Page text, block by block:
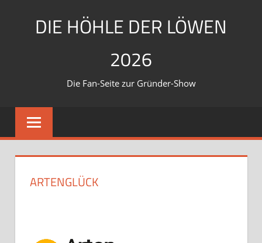
DIE HÖHLE DER LÖWEN
2026
Die Fan-Seite zur Gründer-Show
ARTENGLÜCK